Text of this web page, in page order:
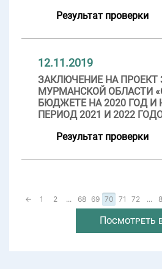
Результат проверки
12.11.2019
ЗАКЛЮЧЕНИЕ НА ПРОЕКТ
МУРМАНСКОЙ ОБЛАСТИ
БЮДЖЕТЕ НА 2020 ГОД
ПЕРИОД 2021 И 2022
Результат проверки
← 1 2 ... 68 69 70 71 72 ...
Посмотреть